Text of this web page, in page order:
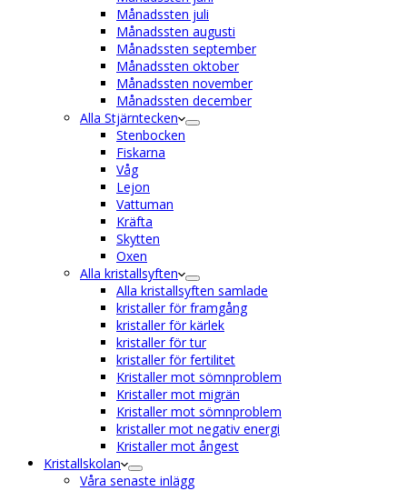
Månadssten juli
Månadssten augusti
Månadssten september
Månadssten oktober
Månadssten november
Månadssten december
Alla Stjärntecken
Stenbocken
Fiskarna
Våg
Lejon
Vattuman
Kräfta
Skytten
Oxen
Alla kristallsyften
Alla kristallsyften samlade
kristaller för framgång
kristaller för kärlek
kristaller för tur
kristaller för fertilitet
Kristaller mot sömnproblem
Kristaller mot migrän
Kristaller mot sömnproblem
kristaller mot negativ energi
Kristaller mot ångest
Kristallskolan
Våra senaste inlägg